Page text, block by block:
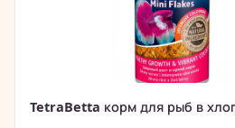
TetraBetta корм для рыб в